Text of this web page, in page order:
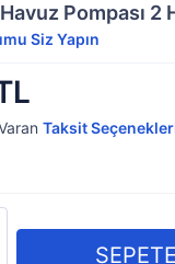
Pompası 2
Siz Yapın
Taksit